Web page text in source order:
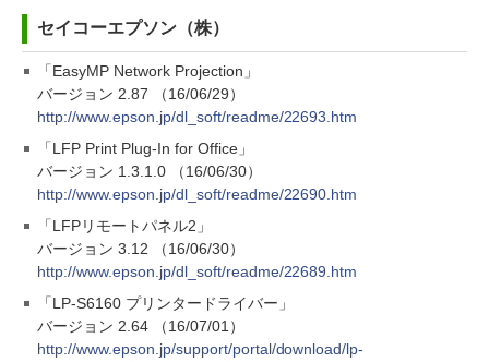
セイコーエプソン（株）
「EasyMP Network Projection」
バージョン 2.87 （16/06/29）
http://www.epson.jp/dl_soft/readme/22693.htm
「LFP Print Plug-In for Office」
バージョン 1.3.1.0 （16/06/30）
http://www.epson.jp/dl_soft/readme/22690.htm
「LFPリモートパネル2」
バージョン 3.12 （16/06/30）
http://www.epson.jp/dl_soft/readme/22689.htm
「LP-S6160 プリンタードライバー」
バージョン 2.64 （16/07/01）
http://www.epson.jp/support/portal/download/lp-